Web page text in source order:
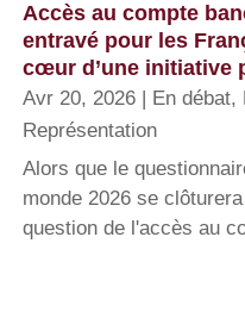
Accès au compte
entravé pour les
cœur d’une initiative
Avr 20, 2026 En débat,
Représentation
Alors que le
monde 2026 se
question de l'accès au